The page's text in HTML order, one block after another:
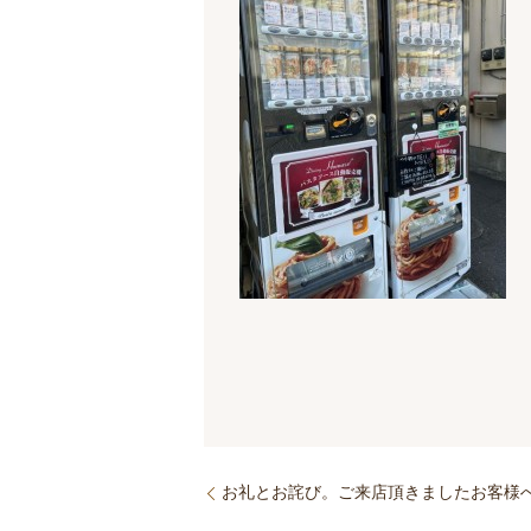
お礼とお詫び。ご来店頂きましたお客様